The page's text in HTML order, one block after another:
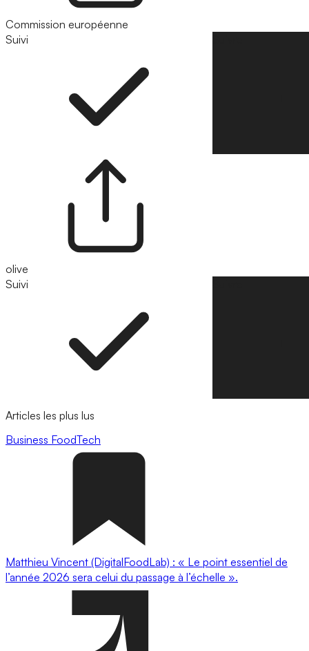
Commission européenne
Suivi
olive
Suivi
Articles les plus lus
Business FoodTech
Matthieu Vincent (DigitalFoodLab) : « Le point essentiel de
l’année 2026 sera celui du passage à l’échelle ».